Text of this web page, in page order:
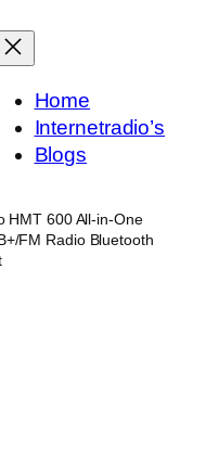
Home
Internetradio’s
Blogs
HMT 600 All-in-One
FM Radio Bluetooth